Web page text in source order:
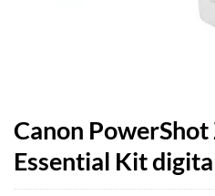
Canon
Essential Kit